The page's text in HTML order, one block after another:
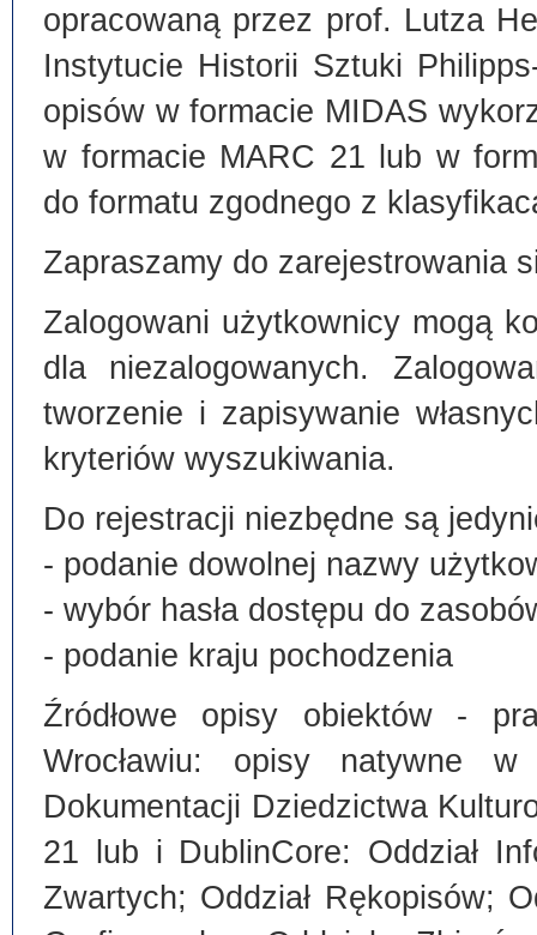
opracowaną przez prof. Lutza
Instytucie Historii Sztuki
opisów w formacie MIDAS
w formacie MARC 21 lub w
do formatu zgodnego z
Zapraszamy do zarejestrowania
Zalogowani użytkownicy mogą
dla niezalogowanych.
tworzenie i zapisywanie
kryteriów wyszukiwania.
Do rejestracji niezbędne są
- podanie dowolnej nazwy
- wybór hasła dostępu do
- podanie kraju pochodzenia
Źródłowe opisy obiektów -
Wrocławiu: opisy natywne
Dokumentacji Dziedzictwa
21 lub i DublinCore: Oddział
Zwartych; Oddział Rękopisów;